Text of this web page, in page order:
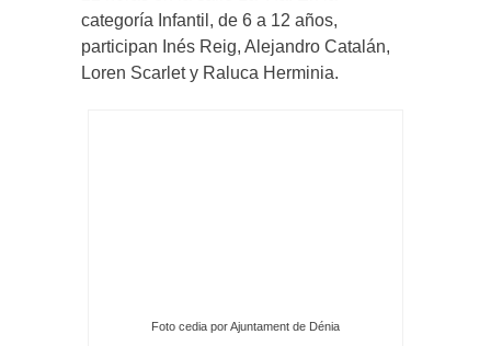
categoría Infantil, de 6 a 12 años,
participan Inés Reig, Alejandro Catalán,
Loren Scarlet y Raluca Herminia.
Foto cedia por Ajuntament de Dénia